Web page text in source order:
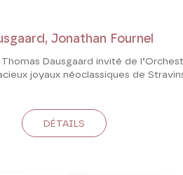
Jonathan Fournel
Dausgaard invité de
joyaux néoclassiques de
DÉTAILS